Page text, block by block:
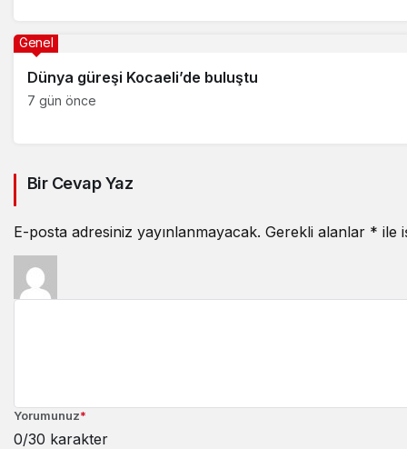
Dünya güreşi Kocaeli’de buluştu
Genel
7 gün önce
Bir Cevap Yaz
E-posta adresiniz yayınlanmayacak. Gerekli alanlar * ile
Yorumunuz*
0/30 karakter